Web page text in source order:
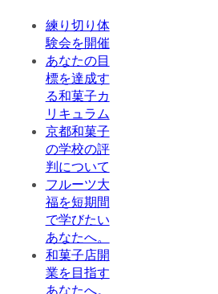
練り切り体
験会を開催
あなたの目
標を達成す
る和菓子カ
リキュラム
京都和菓子
の学校の評
判について
フルーツ大
福を短期間
で学びたい
あなたへ。
和菓子店開
業を目指す
あなたへ。